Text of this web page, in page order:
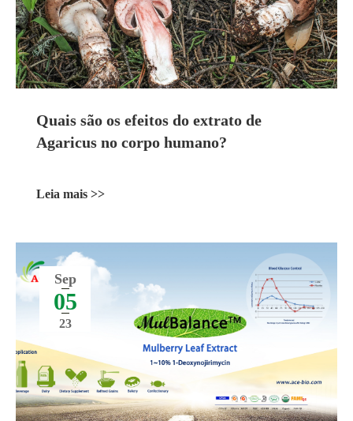
Quais são os efeitos do extrato de
Agaricus no corpo humano?
Leia mais >>
Sep
05
23